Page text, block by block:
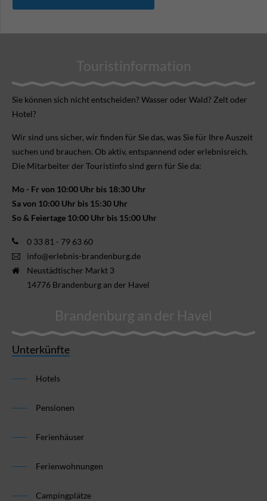
Touristinformation
Sie können sich nicht ent­scheiden? Wasser oder Wald? Zelt oder
Hotel?
Wir sind uns sicher, wir finden für Sie das, was Sie für Ihre Aus­zeit
suchen und brauchen. Ob aktiv, ent­spannend oder erlebnis­reich.
Die Mitarbeiter der Touristinfo sind gern für Sie da:
Mo - Fr von 10:00 Uhr bis 18:30 Uhr
Sa von 10:00 Uhr bis 15:30 Uhr
So & Feiertage 10:00 Uhr bis 15:00 Uhr
0 33 81 - 79 63 60
info@erlebnis-brandenburg.de
Neustädtischer Markt 3
14776 Brandenburg an der Havel
Brandenburg an der Havel
Unterkünfte
Hotels
Pensionen
Ferienhäuser
Ferienwohnungen
Campingplätze